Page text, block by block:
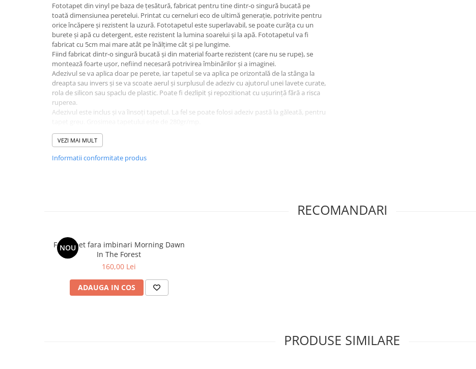
Fototapet din vinyl pe baza de țesătură, fabricat pentru tine dintr-o singură bucată pe
toată dimensiunea peretelui. Printat cu cerneluri eco de ultimă generație, potrivite pentru
orice încăpere și rezistent la uzură. Fototapetul este superlavabil, se poate curăța cu un
burete și apă cu detergent, este rezistent la lumina soarelui și la apă. Fototapetul va fi
fabricat cu 5cm mai mare atât pe înălțime cât și pe lungime.
Fiind fabricat dintr-o singură bucată și din material foarte rezistent (care nu se rupe), se
montează foarte ușor, nefiind necesară potrivirea îmbinărilor și a imaginei.
Adezivul se va aplica doar pe perete, iar tapetul se va aplica pe orizontală de la stânga la
dreapta sau invers și se va scoate aerul și surplusul de adeziv cu ajutorul unei lavete curate,
rola de silicon sau spaclu de plastic. Poate fi dezlipit și repozitionat cu ușurință fără a risca
ruperea.
Adezivul este inclus și va îinsoți tapetul. La fel se poate folosi adeziv pastă la găleată, pentru
Fototapetul va fi expediat intr-un tub de carton care ii va asigura protectia la livrare.
VEZI MAI MULT
Informatii conformitate produs
RECOMANDARI
NOU
Fototapet fara imbinari Morning Dawn
In The Forest
160,00 Lei
ADAUGA IN COS
PRODUSE SIMILARE